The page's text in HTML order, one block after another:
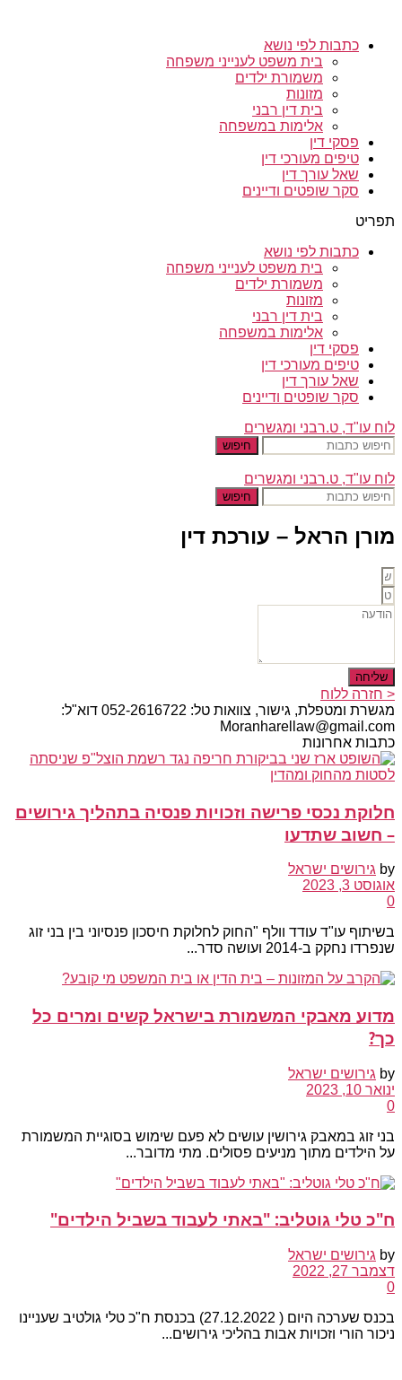
כתבות לפי נושא
בית משפט לענייני משפחה
משמורת ילדים
מזונות
בית דין רבני
אלימות במשפחה
פסקי דין
טיפים מעורכי דין
שאל עורך דין
סקר שופטים ודיינים
תפריט
כתבות לפי נושא
בית משפט לענייני משפחה
משמורת ילדים
מזונות
בית דין רבני
אלימות במשפחה
פסקי דין
טיפים מעורכי דין
שאל עורך דין
סקר שופטים ודיינים
לוח עו"ד, ט.רבני ומגשרים
חיפוש
לוח עו"ד, ט.רבני ומגשרים
חיפוש
מורן הראל – עורכת דין
שליחה
< חזרה ללוח
מגשרת ומטפלת, גישור, צוואות טל: 052-2616722 דוא"ל:
Moranharellaw@gmail.com
כתבות אחרונות
חלוקת נכסי פרישה וזכויות פנסיה בתהליך גירושים
– חשוב שתדעו
by גירושים ישראל
אוגוסט 3, 2023
0
בשיתוף עו"ד עודד וולף "החוק לחלוקת חיסכון פנסיוני בין בני זוג
שנפרדו נחקק ב-2014 ועושה סדר...
מדוע מאבקי המשמורת בישראל קשים ומרים כל
כך?
by גירושים ישראל
ינואר 10, 2023
0
בני זוג במאבק גירושין עושים לא פעם שימוש בסוגיית המשמורת
על הילדים מתוך מניעים פסולים. מתי מדובר...
ח"כ טלי גוטליב: "באתי לעבוד בשביל הילדים"
by גירושים ישראל
דצמבר 27, 2022
0
בכנס שערכה היום ( 27.12.2022) בכנסת ח"כ טלי גולטיב שעניינו
ניכור הורי וזכויות אבות בהליכי גירושים...